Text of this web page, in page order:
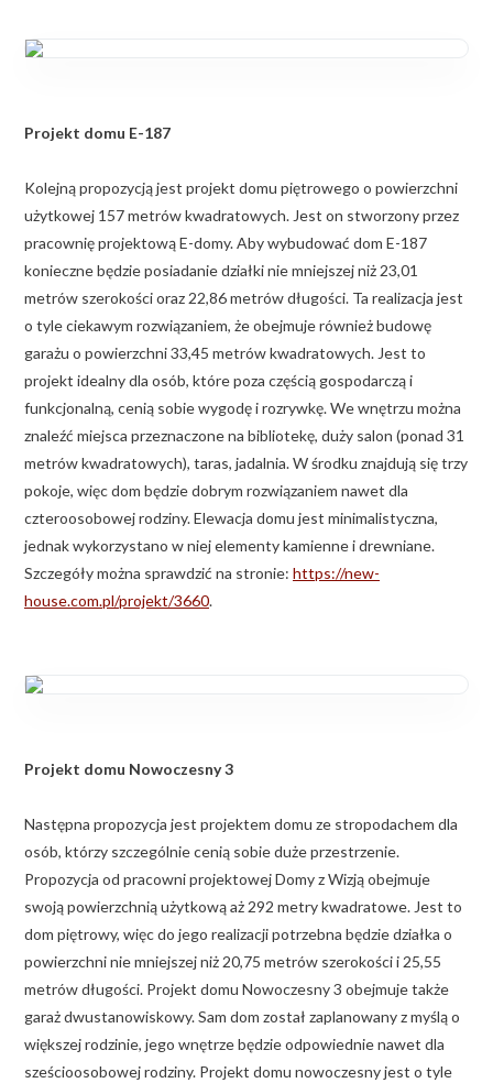
Projekt domu E-187
Kolejną propozycją jest projekt domu piętrowego o powierzchni
użytkowej 157 metrów kwadratowych. Jest on stworzony przez
pracownię projektową E-domy. Aby wybudować dom E-187
konieczne będzie posiadanie działki nie mniejszej niż 23,01
metrów szerokości oraz 22,86 metrów długości. Ta realizacja jest
o tyle ciekawym rozwiązaniem, że obejmuje również budowę
garażu o powierzchni 33,45 metrów kwadratowych. Jest to
projekt idealny dla osób, które poza częścią gospodarczą i
funkcjonalną, cenią sobie wygodę i rozrywkę. We wnętrzu można
znaleźć miejsca przeznaczone na bibliotekę, duży salon (ponad 31
metrów kwadratowych), taras, jadalnia. W środku znajdują się trzy
pokoje, więc dom będzie dobrym rozwiązaniem nawet dla
czteroosobowej rodziny. Elewacja domu jest minimalistyczna,
jednak wykorzystano w niej elementy kamienne i drewniane.
Szczegóły można sprawdzić na stronie: https://new-
house.com.pl/projekt/3660.
Projekt domu Nowoczesny 3
Następna propozycja jest projektem domu ze stropodachem dla
osób, którzy szczególnie cenią sobie duże przestrzenie.
Propozycja od pracowni projektowej Domy z Wizją obejmuje
swoją powierzchnią użytkową aż 292 metry kwadratowe. Jest to
dom piętrowy, więc do jego realizacji potrzebna będzie działka o
powierzchni nie mniejszej niż 20,75 metrów szerokości i 25,55
metrów długości. Projekt domu Nowoczesny 3 obejmuje także
garaż dwustanowiskowy. Sam dom został zaplanowany z myślą o
większej rodzinie, jego wnętrze będzie odpowiednie nawet dla
sześcioosobowej rodziny. Projekt domu nowoczesny jest o tyle